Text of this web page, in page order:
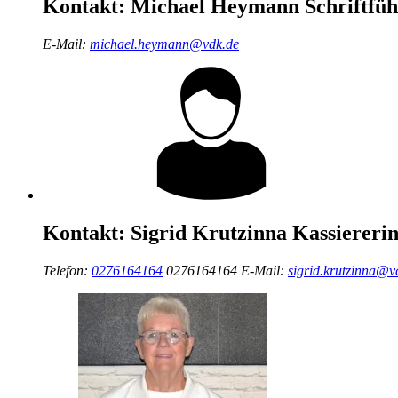
Kontakt: Michael Heymann
E-Mail: michael.heymann@vdk.de
Kontakt: Sigrid Krutzinna Kassiererin
Telefon: 0276164164 0276164164 E-Mail: